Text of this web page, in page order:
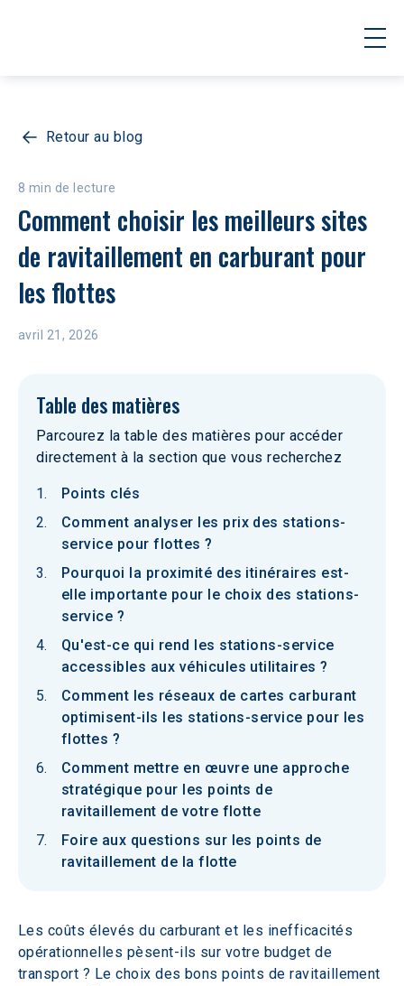
Retour au blog
8 min de lecture
Comment choisir les meilleurs sites
de ravitaillement en carburant pour
les flottes
avril 21, 2026
Table des matières
Parcourez la table des matières pour accéder
directement à la section que vous recherchez
Points clés
Comment analyser les prix des stations-
service pour flottes ?
Pourquoi la proximité des itinéraires est-
elle importante pour le choix des stations-
service ?
Qu'est-ce qui rend les stations-service
accessibles aux véhicules utilitaires ?
Comment les réseaux de cartes carburant
optimisent-ils les stations-service pour les
flottes ?
Comment mettre en œuvre une approche
stratégique pour les points de
ravitaillement de votre flotte
Foire aux questions sur les points de
ravitaillement de la flotte
Les coûts élevés du carburant et les inefficacités
opérationnelles pèsent-ils sur votre budget de
transport ? Le choix des bons points de ravitaillement